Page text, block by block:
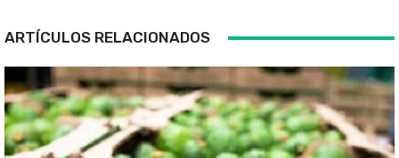
ARTÍCULOS RELACIONADOS